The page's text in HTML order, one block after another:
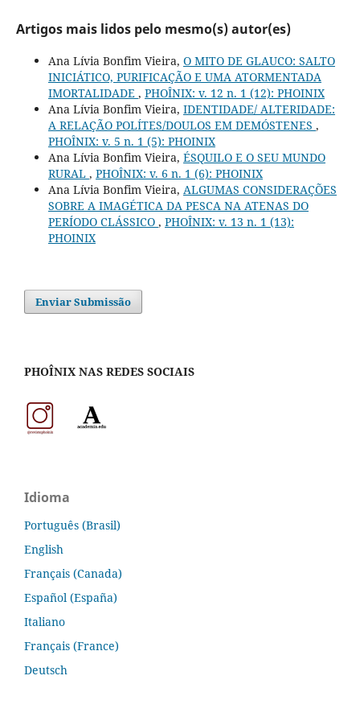
Artigos mais lidos pelo mesmo(s) autor(es)
Ana Lívia Bonfim Vieira, O MITO DE GLAUCO: SALTO
INICIÁTICO, PURIFICAÇÃO E UMA ATORMENTADA
IMORTALIDADE , PHOÎNIX: v. 12 n. 1 (12): PHOINIX
Ana Lívia Bonfim Vieira, IDENTIDADE/ ALTERIDADE:
A RELAÇÃO POLÍTES/DOULOS EM DEMÓSTENES ,
PHOÎNIX: v. 5 n. 1 (5): PHOINIX
Ana Lívia Bonfim Vieira, ÉSQUILO E O SEU MUNDO
RURAL , PHOÎNIX: v. 6 n. 1 (6): PHOINIX
Ana Lívia Bonfim Vieira, ALGUMAS CONSIDERAÇÕES
SOBRE A IMAGÉTICA DA PESCA NA ATENAS DO
PERÍODO CLÁSSICO , PHOÎNIX: v. 13 n. 1 (13):
PHOINIX
Enviar Submissão
PHOÎNIX NAS REDES SOCIAIS
Idioma
Português (Brasil)
English
Français (Canada)
Español (España)
Italiano
Français (France)
Deutsch